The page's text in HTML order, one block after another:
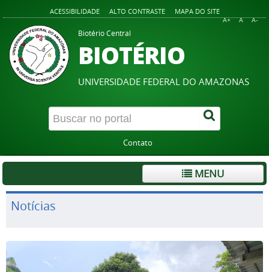
ACESSIBILIDADE ALTO CONTRASTE MAPA DO SITE
A+ A A-
Biotério Central
BIOTÉRIO
UNIVERSIDADE FEDERAL DO AMAZONAS
Contato
MENU
Notícias